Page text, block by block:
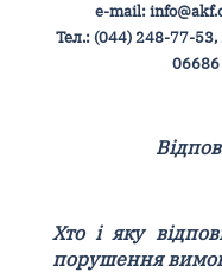
e-mail:
Тел.: (044) 248-77-
06686
Хто і яку
порушення